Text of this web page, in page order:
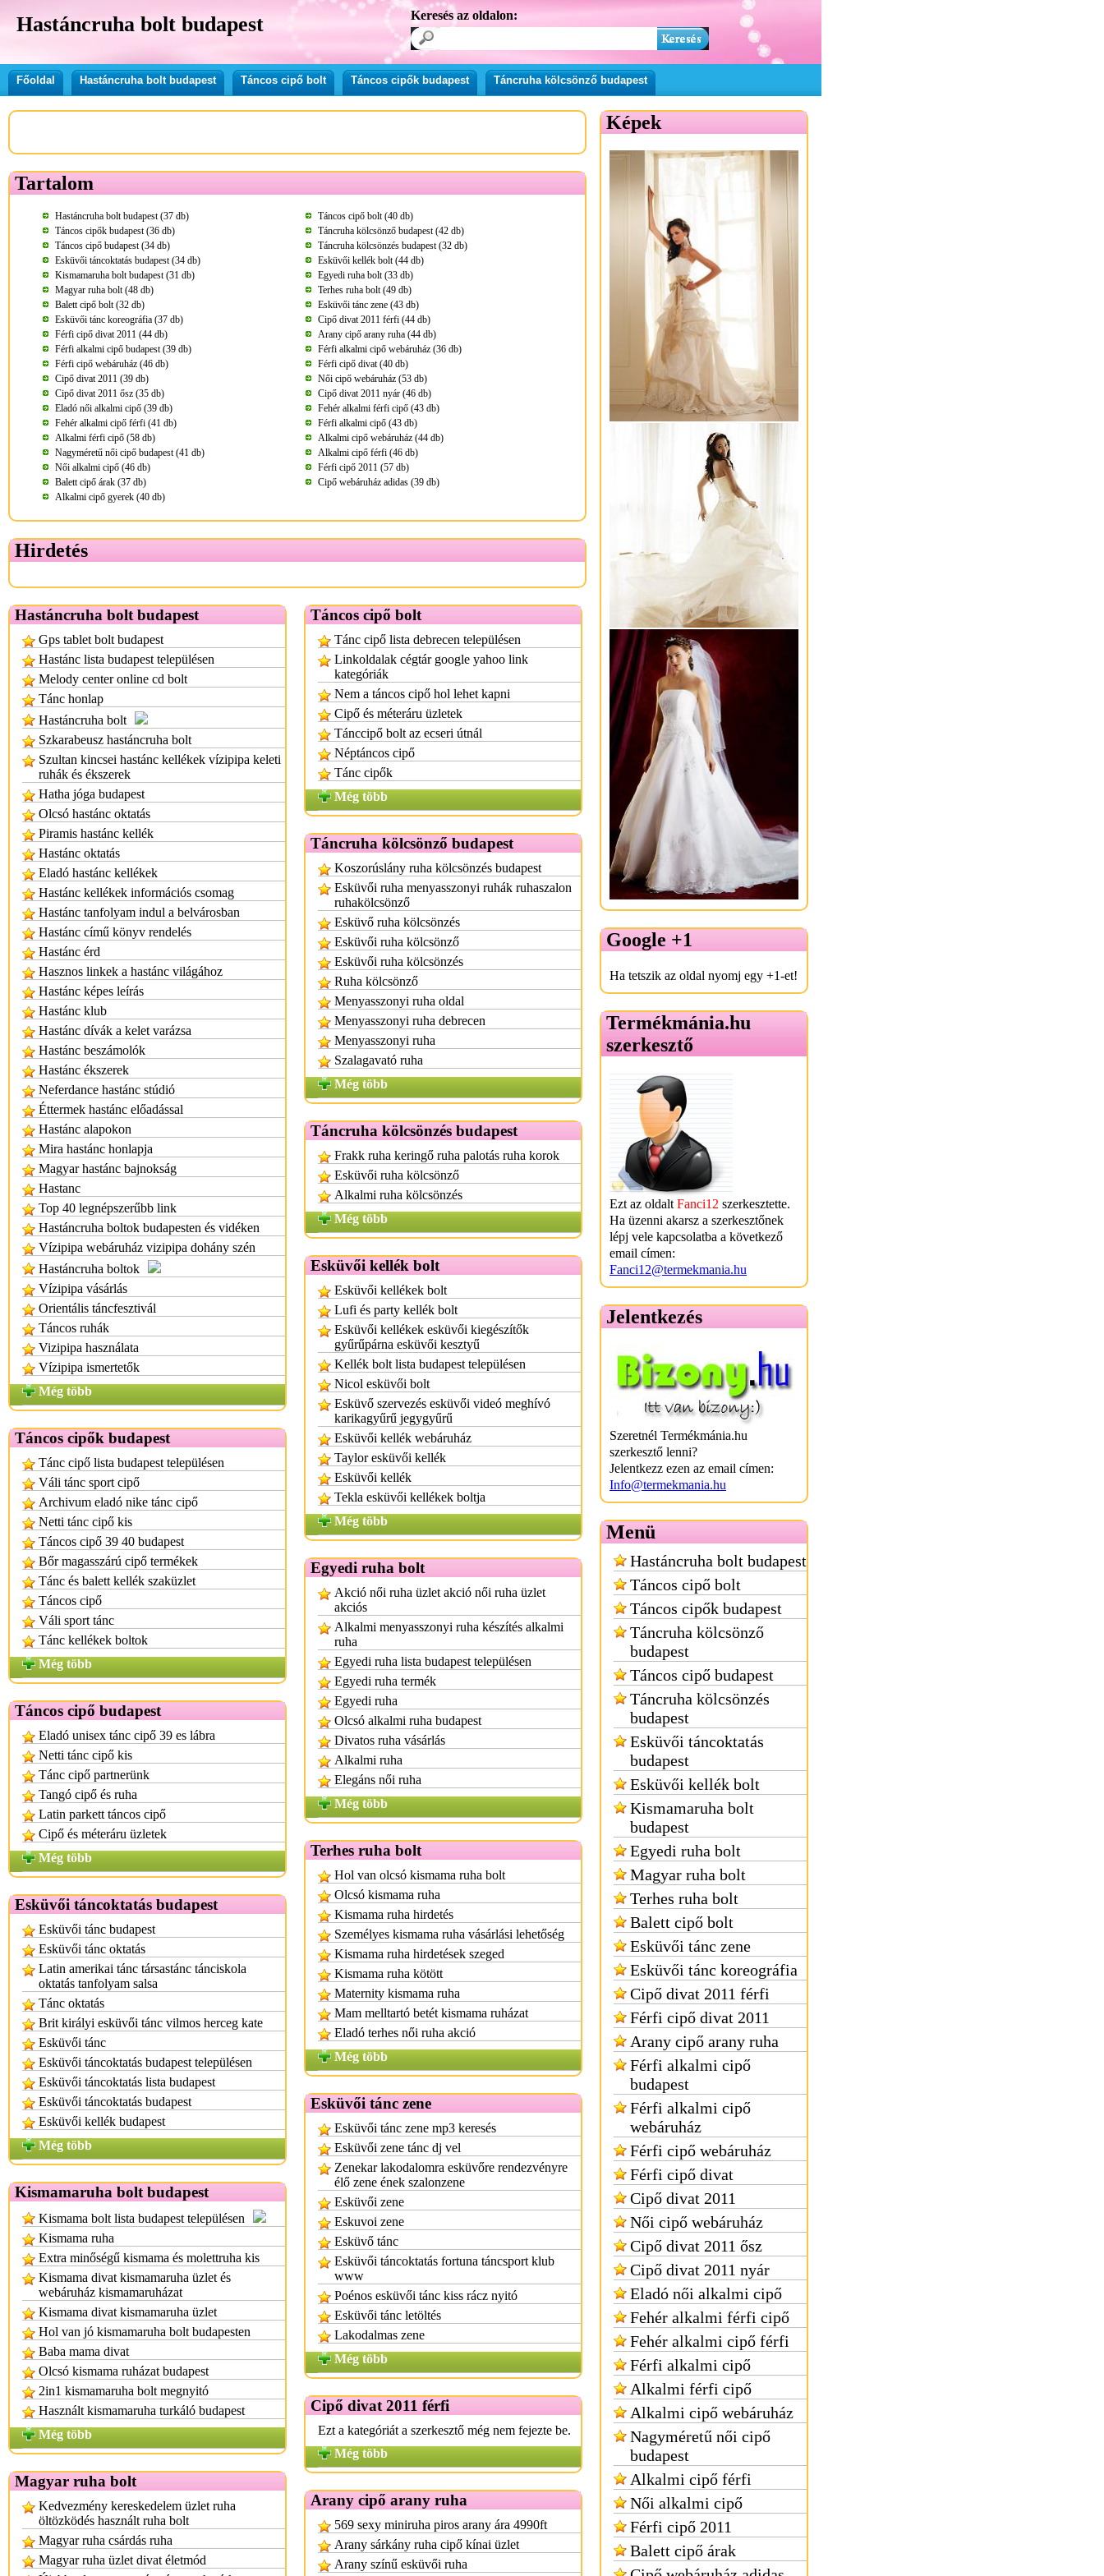
Hastáncruha bolt budapest Keresés az oldalon:
Főoldal Hastáncruha bolt budapest Táncos cipő bolt Táncos cipők budapest Táncruha kölcsönző budapest
Tartalom
Hastáncruha bolt budapest (37 db)
Táncos cipő bolt (40 db)
Táncos cipők budapest (36 db)
Táncruha kölcsönző budapest (42 db)
Táncos cipő budapest (34 db)
Táncruha kölcsönzés budapest (32 db)
Esküvői táncoktatás budapest (34 db)
Esküvői kellék bolt (44 db)
Kismamaruha bolt budapest (31 db)
Egyedi ruha bolt (33 db)
Magyar ruha bolt (48 db)
Terhes ruha bolt (49 db)
Balett cipő bolt (32 db)
Esküvői tánc zene (43 db)
Esküvői tánc koreográfia (37 db)
Cipő divat 2011 férfi (44 db)
Férfi cipő divat 2011 (44 db)
Arany cipő arany ruha (44 db)
Férfi alkalmi cipő budapest (39 db)
Férfi alkalmi cipő webáruház (36 db)
Férfi cipő webáruház (46 db)
Férfi cipő divat (40 db)
Cipő divat 2011 (39 db)
Női cipő webáruház (53 db)
Cipő divat 2011 ősz (35 db)
Cipő divat 2011 nyár (46 db)
Eladó női alkalmi cipő (39 db)
Fehér alkalmi férfi cipő (43 db)
Fehér alkalmi cipő férfi (41 db)
Férfi alkalmi cipő (43 db)
Alkalmi férfi cipő (58 db)
Alkalmi cipő webáruház (44 db)
Nagyméretű női cipő budapest (41 db)
Alkalmi cipő férfi (46 db)
Női alkalmi cipő (46 db)
Férfi cipő 2011 (57 db)
Balett cipő árak (37 db)
Cipő webáruház adidas (39 db)
Alkalmi cipő gyerek (40 db)
Hirdetés
Hastáncruha bolt budapest
Gps tablet bolt budapest
Hastánc lista budapest településen
Melody center online cd bolt
Tánc honlap
Hastáncruha bolt
Szkarabeusz hastáncruha bolt
Szultan kincsei hastánc kellékek vízipipa keleti
ruhák és ékszerek
Hatha jóga budapest
Olcsó hastánc oktatás
Piramis hastánc kellék
Hastánc oktatás
Eladó hastánc kellékek
Hastánc kellékek információs csomag
Hastánc tanfolyam indul a belvárosban
Hastánc című könyv rendelés
Hastánc érd
Hasznos linkek a hastánc világához
Hastánc képes leírás
Hastánc klub
Hastánc dívák a kelet varázsa
Hastánc beszámolók
Hastánc ékszerek
Neferdance hastánc stúdió
Éttermek hastánc előadással
Hastánc alapokon
Mira hastánc honlapja
Magyar hastánc bajnokság
Hastanc
Top 40 legnépszerűbb link
Hastáncruha boltok budapesten és vidéken
Vízipipa webáruház vizipipa dohány szén
Hastáncruha boltok
Vízipipa vásárlás
Orientális táncfesztivál
Táncos ruhák
Vizipipa használata
Vízipipa ismertetők
Még több
Táncos cipők budapest
Tánc cipő lista budapest településen
Váli tánc sport cipő
Archivum eladó nike tánc cipő
Netti tánc cipő kis
Táncos cipő 39 40 budapest
Bőr magasszárú cipő termékek
Tánc és balett kellék szaküzlet
Táncos cipő
Váli sport tánc
Tánc kellékek boltok
Még több
Táncos cipő budapest
Eladó unisex tánc cipő 39 es lábra
Netti tánc cipő kis
Tánc cipő partnerünk
Tangó cipő és ruha
Latin parkett táncos cipő
Cipő és méteráru üzletek
Még több
Esküvői táncoktatás budapest
Esküvői tánc budapest
Esküvői tánc oktatás
Latin amerikai tánc társastánc tánciskola
oktatás tanfolyam salsa
Tánc oktatás
Brit királyi esküvői tánc vilmos herceg kate
Esküvői tánc
Esküvői táncoktatás budapest településen
Esküvői táncoktatás lista budapest
Esküvői táncoktatás budapest
Esküvői kellék budapest
Még több
Kismamaruha bolt budapest
Kismama bolt lista budapest településen
Kismama ruha
Extra minőségű kismama és molettruha kis
Kismama divat kismamaruha üzlet és
webáruház kismamaruházat
Kismama divat kismamaruha üzlet
Hol van jó kismamaruha bolt budapesten
Baba mama divat
Olcsó kismama ruházat budapest
2in1 kismamaruha bolt megnyitó
Használt kismamaruha turkáló budapest
Még több
Magyar ruha bolt
Kedvezmény kereskedelem üzlet ruha
öltözködés használt ruha bolt
Magyar ruha csárdás ruha
Magyar ruha üzlet divat életmód
Táncos cipő bolt
Tánc cipő lista debrecen településen
Linkoldalak cégtár google yahoo link
kategóriák
Nem a táncos cipő hol lehet kapni
Cipő és méteráru üzletek
Tánccipő bolt az ecseri útnál
Néptáncos cipő
Tánc cipők
Még több
Táncruha kölcsönző budapest
Koszorúslány ruha kölcsönzés budapest
Esküvői ruha menyasszonyi ruhák ruhaszalon
ruhakölcsönző
Esküvő ruha kölcsönzés
Esküvői ruha kölcsönző
Esküvői ruha kölcsönzés
Ruha kölcsönző
Menyasszonyi ruha oldal
Menyasszonyi ruha debrecen
Menyasszonyi ruha
Szalagavató ruha
Még több
Táncruha kölcsönzés budapest
Frakk ruha keringő ruha palotás ruha korok
Esküvői ruha kölcsönző
Alkalmi ruha kölcsönzés
Még több
Esküvői kellék bolt
Esküvői kellékek bolt
Lufi és party kellék bolt
Esküvői kellékek esküvői kiegészítők
gyűrűpárna esküvői kesztyű
Kellék bolt lista budapest településen
Nicol esküvői bolt
Esküvő szervezés esküvői videó meghívó
karikagyűrű jegygyűrű
Esküvői kellék webáruház
Taylor esküvői kellék
Esküvői kellék
Tekla esküvői kellékek boltja
Még több
Egyedi ruha bolt
Akció női ruha üzlet akció női ruha üzlet
akciós
Alkalmi menyasszonyi ruha készítés alkalmi
ruha
Egyedi ruha lista budapest településen
Egyedi ruha termék
Egyedi ruha
Olcsó alkalmi ruha budapest
Divatos ruha vásárlás
Alkalmi ruha
Elegáns női ruha
Még több
Terhes ruha bolt
Hol van olcsó kismama ruha bolt
Olcsó kismama ruha
Kismama ruha hirdetés
Személyes kismama ruha vásárlási lehetőség
Kismama ruha hirdetések szeged
Kismama ruha kötött
Maternity kismama ruha
Mam melltartó betét kismama ruházat
Eladó terhes női ruha akció
Még több
Esküvői tánc zene
Esküvői tánc zene mp3 keresés
Esküvői zene tánc dj vel
Zenekar lakodalomra esküvőre rendezvényre
élő zene ének szalonzene
Esküvői zene
Eskuvoi zene
Esküvő tánc
Esküvői táncoktatás fortuna táncsport klub
www
Poénos esküvői tánc kiss rácz nyitó
Esküvői tánc letöltés
Lakodalmas zene
Még több
Cipő divat 2011 férfi
Ezt a kategóriát a szerkesztő még nem fejezte be.
Még több
Arany cipő arany ruha
569 sexy miniruha piros arany ára 4990ft
Arany sárkány ruha cipő kínai üzlet
Arany színű esküvői ruha
Képek
Google +1
Ha tetszik az oldal nyomj egy +1-et!
Termékmánia.hu
szerkesztő
Ezt az oldalt Fanci12 szerkesztette.
Ha üzenni akarsz a szerkesztőnek
lépj vele kapcsolatba a következő
email címen:
Fanci12@termekmania.hu
Jelentkezés
Szeretnél Termékmánia.hu
szerkesztő lenni?
Jelentkezz ezen az email címen:
Info@termekmania.hu
Menü
Hastáncruha bolt budapest
Táncos cipő bolt
Táncos cipők budapest
Táncruha kölcsönző
budapest
Táncos cipő budapest
Táncruha kölcsönzés
budapest
Esküvői táncoktatás
budapest
Esküvői kellék bolt
Kismamaruha bolt
budapest
Egyedi ruha bolt
Magyar ruha bolt
Terhes ruha bolt
Balett cipő bolt
Esküvői tánc zene
Esküvői tánc koreográfia
Cipő divat 2011 férfi
Férfi cipő divat 2011
Arany cipő arany ruha
Férfi alkalmi cipő
budapest
Férfi alkalmi cipő
webáruház
Férfi cipő webáruház
Férfi cipő divat
Cipő divat 2011
Női cipő webáruház
Cipő divat 2011 ősz
Cipő divat 2011 nyár
Eladó női alkalmi cipő
Fehér alkalmi férfi cipő
Fehér alkalmi cipő férfi
Férfi alkalmi cipő
Alkalmi férfi cipő
Alkalmi cipő webáruház
Nagyméretű női cipő
budapest
Alkalmi cipő férfi
Női alkalmi cipő
Férfi cipő 2011
Balett cipő árak